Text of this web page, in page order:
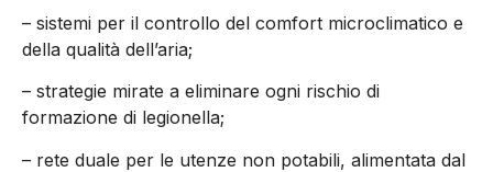
– sistemi per il controllo del comfort microclimatico e
della qualità dell’aria;
– strategie mirate a eliminare ogni rischio di
formazione di legionella;
– rete duale per le utenze non potabili, alimentata dal